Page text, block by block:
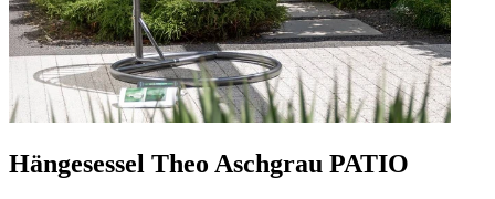
Hängesessel Theo Aschgrau PATIO